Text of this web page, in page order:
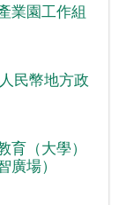
業園工作組
民幣地方政
（大學）
場）